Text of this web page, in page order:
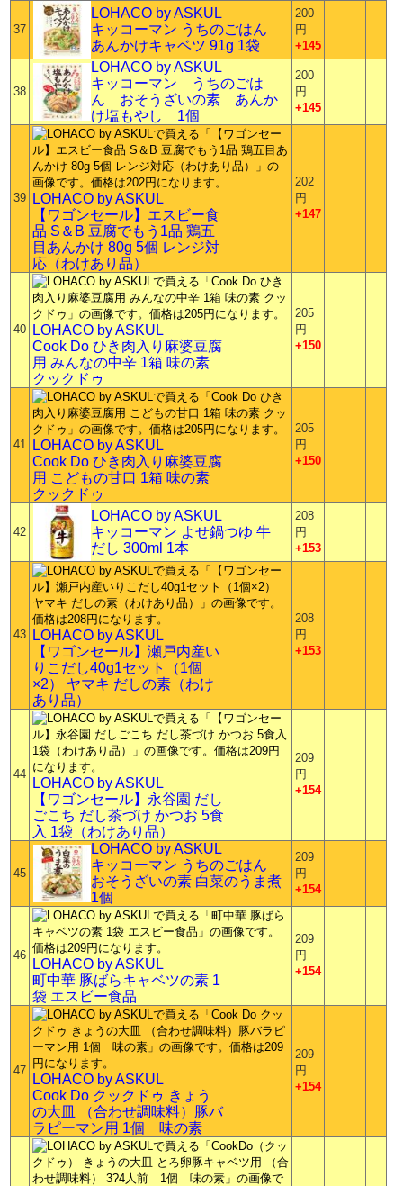
37
LOHACO by ASKUL
キッコーマン うちのごはん
あんかけキャベツ 91g 1袋
200
円
+145
38
LOHACO by ASKUL
キッコーマン うちのごは
ん おそうざいの素 あんか
け塩もやし 1個
200
円
+145
39
LOHACO by ASKUL
【ワゴンセール】エスビー食
品 S＆B 豆腐でもう1品 鶏五
目あんかけ 80g 5個 レンジ対
応（わけあり品）
202
円
+147
40
LOHACO by ASKUL
Cook Do ひき肉入り麻婆豆腐
用 みんなの中辛 1箱 味の素
クックドゥ
205
円
+150
41
LOHACO by ASKUL
Cook Do ひき肉入り麻婆豆腐
用 こどもの甘口 1箱 味の素
クックドゥ
205
円
+150
42
LOHACO by ASKUL
キッコーマン よせ鍋つゆ 牛
だし 300ml 1本
208
円
+153
43
LOHACO by ASKUL
【ワゴンセール】瀬戸内産い
りこだし40g1セット（1個
×2） ヤマキ だしの素（わけ
あり品）
208
円
+153
44
LOHACO by ASKUL
【ワゴンセール】永谷園 だし
ごこち だし茶づけ かつお 5食
入 1袋（わけあり品）
209
円
+154
45
LOHACO by ASKUL
キッコーマン うちのごはん
おそうざいの素 白菜のうま煮
1個
209
円
+154
46
LOHACO by ASKUL
町中華 豚ばらキャベツの素 1
袋 エスビー食品
209
円
+154
47
LOHACO by ASKUL
Cook Do クックドゥ きょう
の大皿 （合わせ調味料）豚バ
ラピーマン用 1個 味の素
209
円
+154